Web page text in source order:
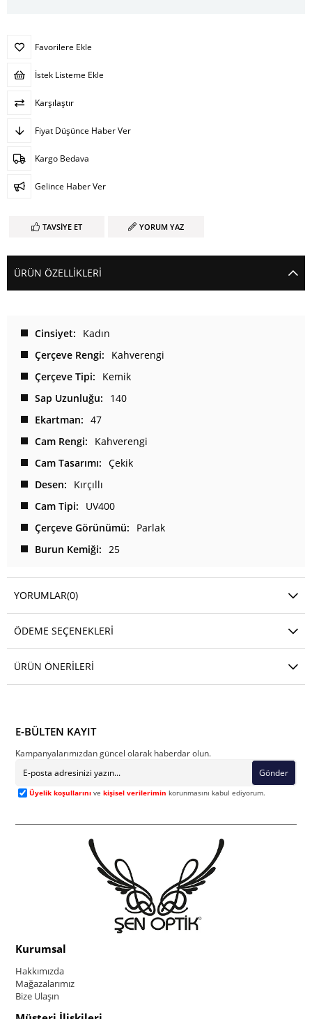
Favorilere Ekle
İstek Listeme Ekle
Karşılaştır
Fiyat Düşünce Haber Ver
Kargo Bedava
Gelince Haber Ver
TAVSIYE ET YORUM YAZ
ÜRÜN ÖZELLIKLERI
Cinsiyet
Kadın
Çerçeve Rengi
Kahverengi
Çerçeve Tipi
Kemik
Sap Uzunluğu
140
Ekartman
47
Cam Rengi
Kahverengi
Cam Tasarımı
Çekik
Desen
Kırçıllı
Cam Tipi
UV400
Çerçeve Görünümü
Parlak
Burun Kemiği
25
YORUMLAR(0)
ÖDEME SEÇENEKLERI
ÜRÜN ÖNERILERI
E-BÜLTEN KAYIT
Kampanyalarımızdan güncel olarak haberdar olun.
Gönder
Üyelik koşullarını vekişisel verilerimin korunmasını kabul ediyorum.
Kurumsal
Hakkımızda
Mağazalarımız
Bize Ulaşın